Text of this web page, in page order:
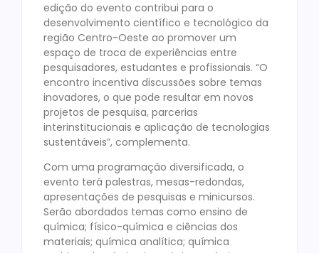
edição do evento contribui para o
desenvolvimento científico e tecnológico da
região Centro-Oeste ao promover um
espaço de troca de experiências entre
pesquisadores, estudantes e profissionais. “O
encontro incentiva discussões sobre temas
inovadores, o que pode resultar em novos
projetos de pesquisa, parcerias
interinstitucionais e aplicação de tecnologias
sustentáveis”, complementa.
Com uma programação diversificada, o
evento terá palestras, mesas-redondas,
apresentações de pesquisas e minicursos.
Serão abordados temas como ensino de
química; físico-química e ciências dos
materiais; química analítica; química